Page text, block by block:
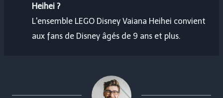
Heihei ?
L'ensemble LEGO Disney Vaiana Heihei convient
aux fans de Disney âgés de 9 ans et plus.